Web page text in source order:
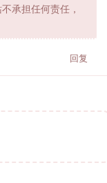
承担任何责任，
回复